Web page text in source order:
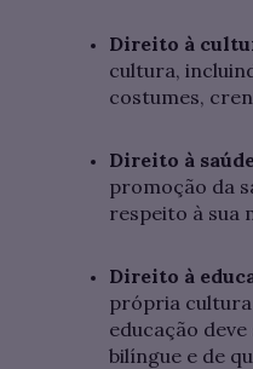
Direito à
cultura,
costumes,
Direito à
promoção da
respeito à sua
Direito à
própria cultura
educação
bilíngue e de